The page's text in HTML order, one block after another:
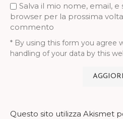
Salva il mio nome, email,
browser per la prossima
commento
* By using this form you agree
handling of your data by this
Questo sito utilizza Akismet